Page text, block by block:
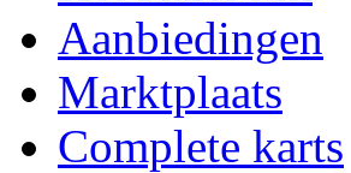
Aanbiedingen
Marktplaats
Complete karts